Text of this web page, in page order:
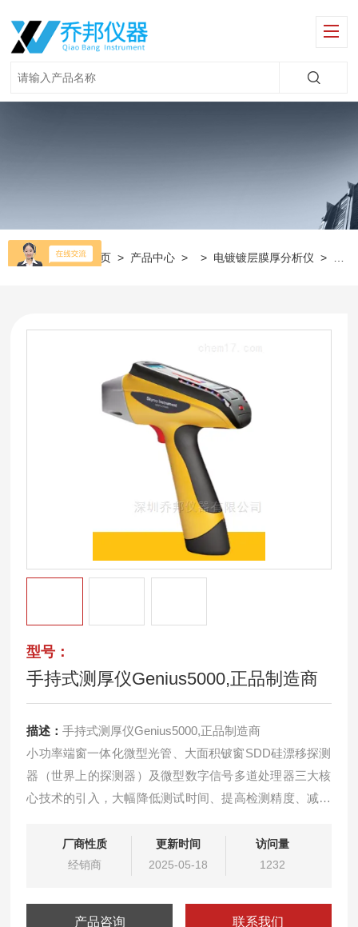
当前位置： 首页 > 产品中心 > > 电镀镀层膜厚分析仪 >
型号：
手持式测厚仪Genius5000,正品制造商
描述：手持式测厚仪Genius5000,正品制造商
小功率端窗一体化微型光管、大面积铍窗SDD硅漂移探测
器（世界上的探测器）及微型数字信号多道处理器三大核
心技术的引入，大幅降低测试时间、提高检测精度、减少
巧便携、操作快捷体积很小，便携、方便野外工作。随时
随地，随心所欲的现场分析和原位分析。
厂商性质
经销商
更新时间
2025-05-18
访问量
1232
产品咨询 联系我们